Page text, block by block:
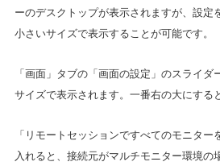
ーのデスクトップが表示されますが、設定
小さいサイズで表示することが可能です。
「画面」タブの「画面の設定」のスライ
サイズで表示されます。一番右の大にする
「リモートセッションですべてのモニター
入れると、接続元がマルチモニター環境の